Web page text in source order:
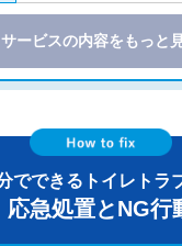
サービスの内容をもっと
でできるトイレトラ
応急処置とNG行